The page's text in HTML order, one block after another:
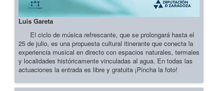
Luis Gareta
El ciclo de música refrescante, que se prolongará hasta el
25 de julio, es una propuesta cultural itinerante que conecta la
experiencia musical en directo con espacios naturales, termales
y localidades históricamente vinculadas al agua. En todas las
actuaciones la entrada es libre y gratuita ¡Pincha la foto!